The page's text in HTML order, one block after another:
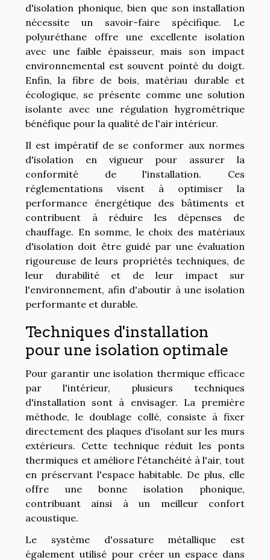
d'isolation phonique, bien que son installation
nécessite un savoir-faire spécifique. Le
polyuréthane offre une excellente isolation
avec une faible épaisseur, mais son impact
environnemental est souvent pointé du doigt.
Enfin, la fibre de bois, matériau durable et
écologique, se présente comme une solution
isolante avec une régulation hygrométrique
bénéfique pour la qualité de l'air intérieur.
Il est impératif de se conformer aux normes
d'isolation en vigueur pour assurer la
conformité de l'installation. Ces
réglementations visent à optimiser la
performance énergétique des bâtiments et
contribuent à réduire les dépenses de
chauffage. En somme, le choix des matériaux
d'isolation doit être guidé par une évaluation
rigoureuse de leurs propriétés techniques, de
leur durabilité et de leur impact sur
l'environnement, afin d'aboutir à une isolation
performante et durable.
Techniques d'installation
pour une isolation optimale
Pour garantir une isolation thermique efficace
par l'intérieur, plusieurs techniques
d'installation sont à envisager. La première
méthode, le doublage collé, consiste à fixer
directement des plaques d'isolant sur les murs
extérieurs. Cette technique réduit les ponts
thermiques et améliore l'étanchéité à l'air, tout
en préservant l'espace habitable. De plus, elle
offre une bonne isolation phonique,
contribuant ainsi à un meilleur confort
acoustique.
Le système d'ossature métallique est
également utilisé pour créer un espace dans